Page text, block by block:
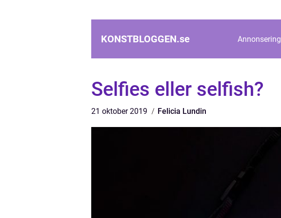
KONSTBLOGGEN.se Annonsering
Selfies eller selfish?
21 oktober 2019 Felicia Lundin